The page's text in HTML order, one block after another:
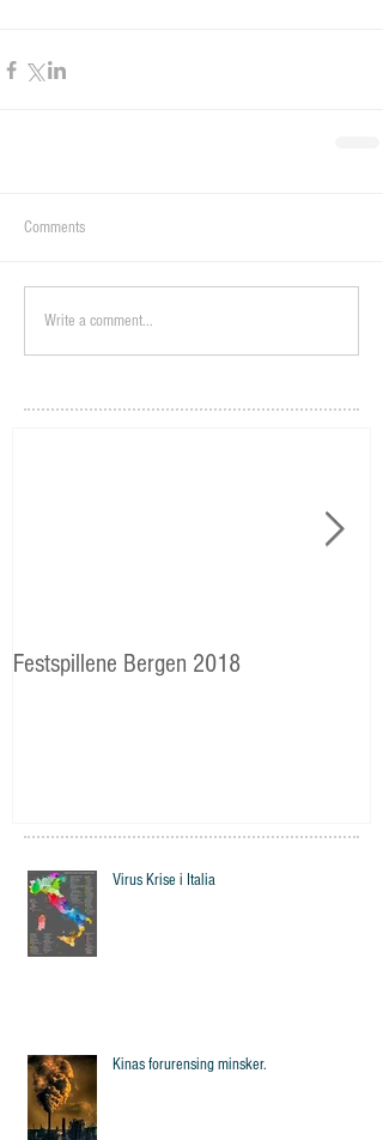
Comments
Write a comment...
Festspillene Bergen 2018
Virus Krise i Italia
Kinas forurensing minsker.